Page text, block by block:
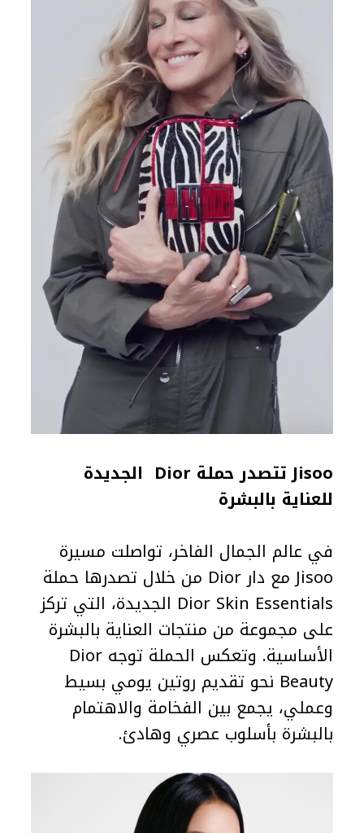
Jisoo تتصدر حملة Dior الجديدة
للعناية بالبشرة
في عالم الجمال الفاخر، تواصلت مسيرة
Jisoo مع دار Dior من خلال تصدرها حملة
Dior Skin Essentials الجديدة، التي تركز
على مجموعة من منتجات العناية بالبشرة
الأساسية. وتعكس الحملة توجه Dior
Beauty نحو تقديم روتين يومي بسيط
وعملي، يجمع بين الفخامة والاهتمام
بالبشرة بأسلوب عصري وهادئ.